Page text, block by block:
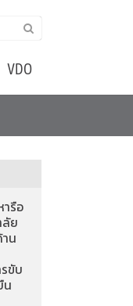
VDO
รือ
ย
น
ขับ
น